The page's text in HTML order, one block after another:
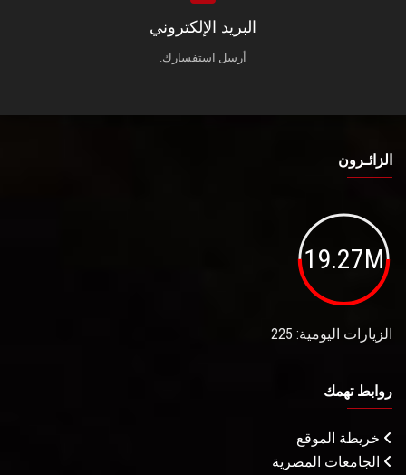
البريد الإلكتروني
أرسل استفسارك.
الزائـرون
19.27M
الزيارات اليومية: 225
روابط تهمك
خريطة الموقع
الجامعات المصرية